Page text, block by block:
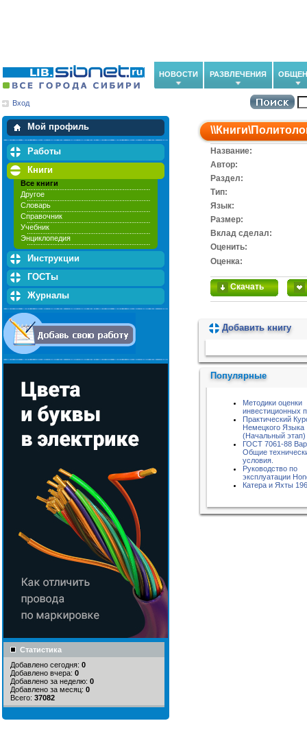
НОВОСТИ РАЗВЛЕЧЕНИЯ
Вход
Мой профиль
Мои закладки
Работы
Книги
Все книги
Другое
Словарь
Справочник
Учебник
Энциклопедия
Инструкции
ГОСТы
Журналы
Статистика
Добавлено сегодня: 0
Добавлено вчера: 0
Добавлено за неделю: 0
Добавлено за месяц: 0
Всего: 37082
\\Книги\
Название:
Автор:
Раздел:
Тип:
Язык:
Размер:
Вклад сделал:
Оценить:
Оценка:
Скачать
Добавить книгу
Популярные
Методики оценки
инвестиционных
Практический
Немецкого Языка
(Начальный этап)
ГОСТ 7061-88
Общие
условия.
Руководство по
эксплуатации
Катера и Яхты